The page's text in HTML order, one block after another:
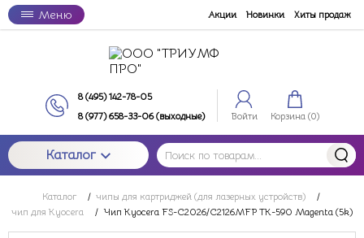
Меню Акции Новинки Хиты продаж
8 (495) 142-78-05
8 (977) 658-33-06 (выходные)
Войти Корзина (0)
Каталог
Каталог / чипы для картриджей (для лазерных устройств)
/
чип для Kyocera
/ Чип Kyocera FS-C2026/C2126MFP TK-590 Magenta (5k)